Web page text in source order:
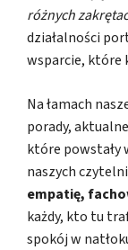
różnych
działalności
wsparcie, które
Na łamach
porady,
które powstały
naszych
empatię,
każdy, kto tu
spokój w